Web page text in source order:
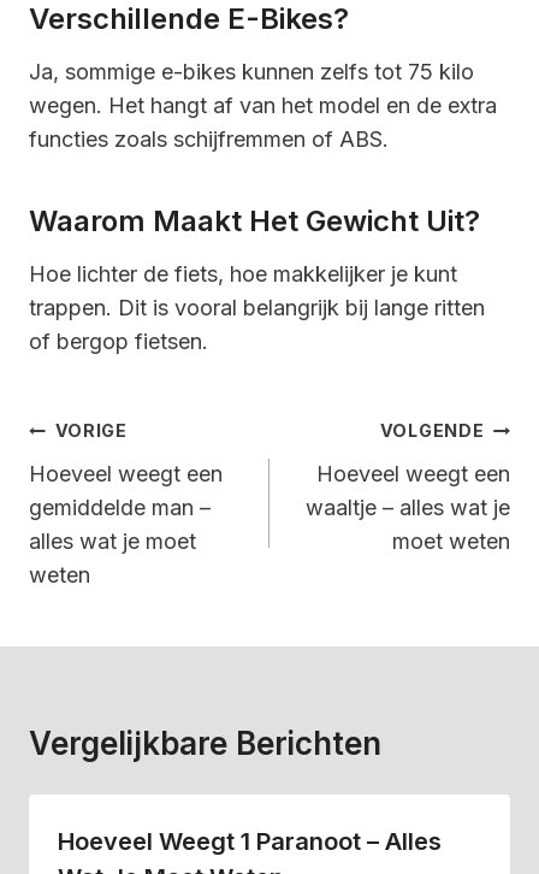
Verschillende E-Bikes?
Ja, sommige e-bikes kunnen zelfs tot 75 kilo
wegen. Het hangt af van het model en de extra
functies zoals schijfremmen of ABS.
Waarom Maakt Het Gewicht Uit?
Hoe lichter de fiets, hoe makkelijker je kunt
trappen. Dit is vooral belangrijk bij lange ritten
of bergop fietsen.
Bericht
Navigatie
VORIGE
Hoeveel weegt een
gemiddelde man –
alles wat je moet
weten
VOLGENDE
Hoeveel weegt een
waaltje – alles wat je
moet weten
Vergelijkbare Berichten
Hoeveel Weegt 1 Paranoot – Alles